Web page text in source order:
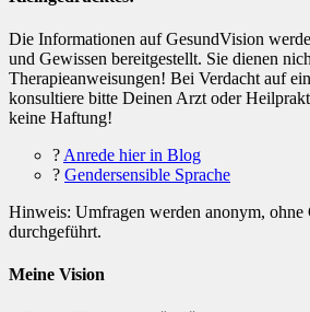
Die Informationen auf GesundVision
und Gewissen bereitgestellt. Sie dienen
Therapieanweisungen! Bei Verdacht auf
konsultiere bitte Deinen Arzt oder
keine Haftung!
? Anrede hier in Blog
? Gendersensible Sprache
Hinweis: Umfragen werden anonym, ohne
durchgeführt.
Meine Vision